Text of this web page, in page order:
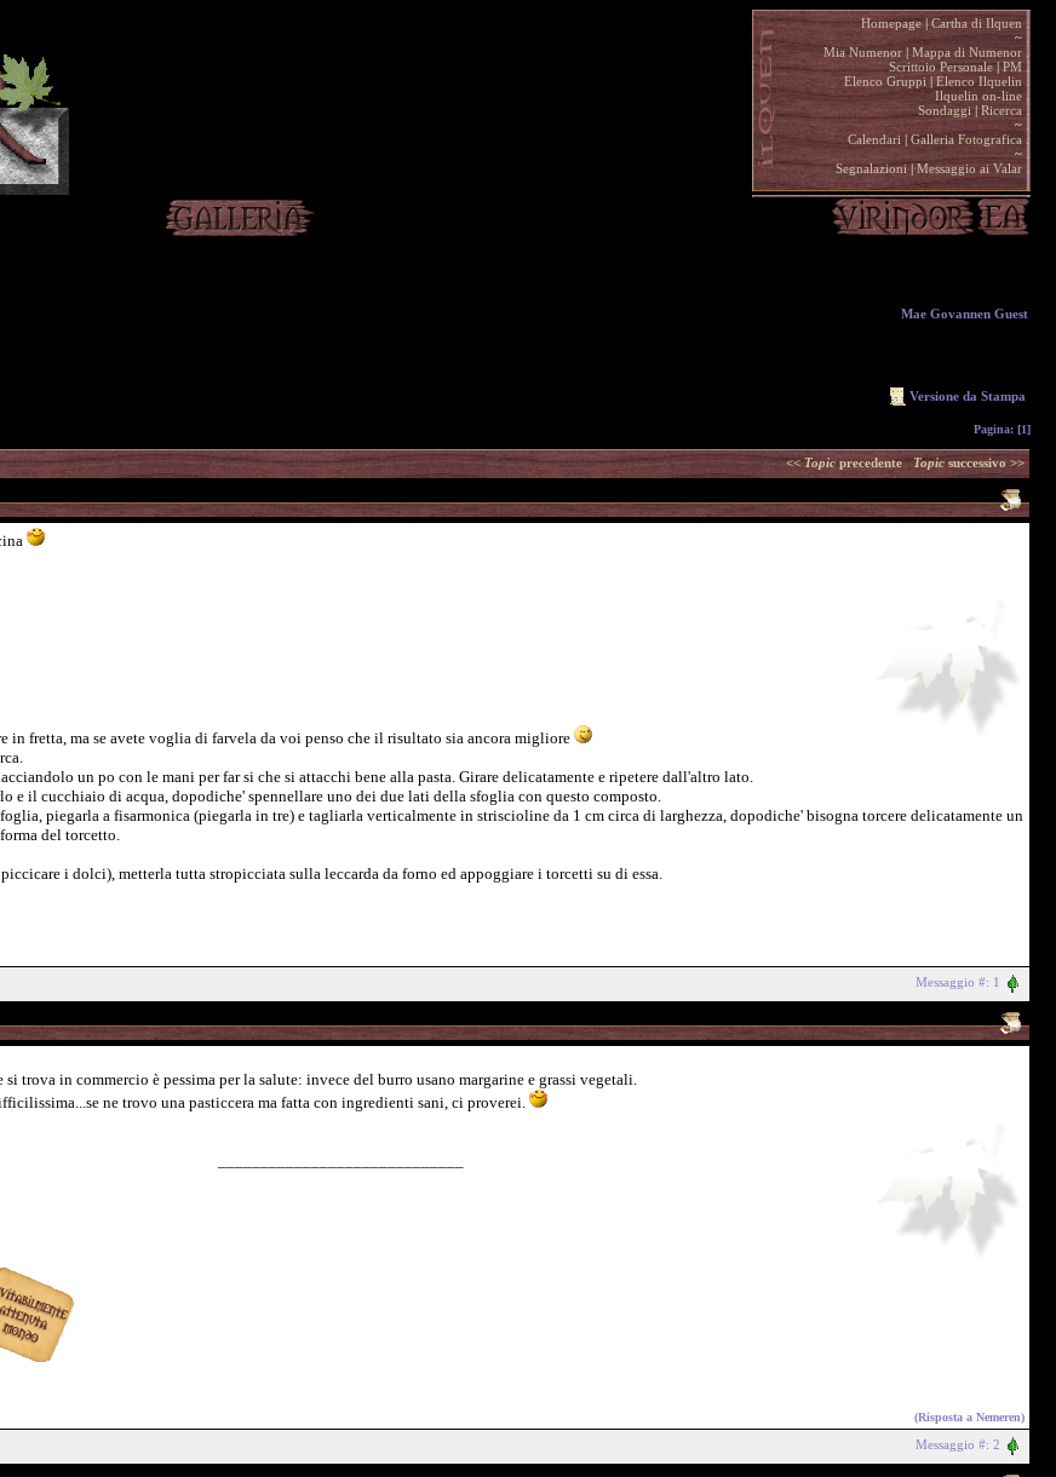
Homepage| Cartha di Ilquen .
~.
Mia Numenor | Mappa di Numenor .
Scrittoio Personale| PM .
Elenco Gruppi | Elenco Ilquelin .
Ilquelin on-line .
Sondaggi | Ricerca .
~.
Calendari | Galleria Fotografica .
~.
Segnalazioni| Messaggio ai Valar .
Mae Govannen Guest
Versione da Stampa
Pagina: [1]
<< Topicprecedente Topicsuccessivo >>
in fretta, ma se avete voglia di farvela da voi penso che il risultato sia ancora migliore
un po con le mani per far si che si attacchi bene alla pasta. Girare delicatamente e ripetere dall'altro lato.
e il cucchiaio di acqua, dopodiche' spennellare uno dei due lati della sfoglia con questo composto.
piegarla a fisarmonica (piegarla in tre) e tagliarla verticalmente in striscioline da 1 cm circa di larghezza, dopodiche' bisogna torcere delicatamente un
del torcetto.
i dolci), metterla tutta stropicciata sulla leccarda da forno ed appoggiare i torcetti su di essa.
Messaggio #: 1
trova in commercio è pessima per la salute: invece del burro usano margarine e grassi vegetali.
ne trovo una pasticcera ma fatta con ingredienti sani, ci proverei.
(Risposta a Nemeren)
Messaggio #: 2